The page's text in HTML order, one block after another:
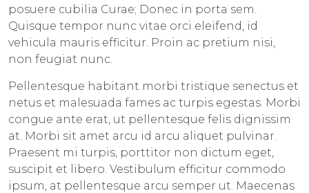
posuere cubilia Curae; Donec in porta sem.
Quisque tempor nunc vitae orci eleifend, id
vehicula mauris efficitur. Proin ac pretium nisi,
non feugiat nunc.
Pellentesque habitant morbi tristique senectus et
netus et malesuada fames ac turpis egestas. Morbi
congue ante erat, ut pellentesque felis dignissim
at. Morbi sit amet arcu id arcu aliquet pulvinar.
Praesent mi turpis, porttitor non dictum eget,
suscipit et libero. Vestibulum efficitur commodo
ipsum, at pellentesque arcu semper ut. Maecenas